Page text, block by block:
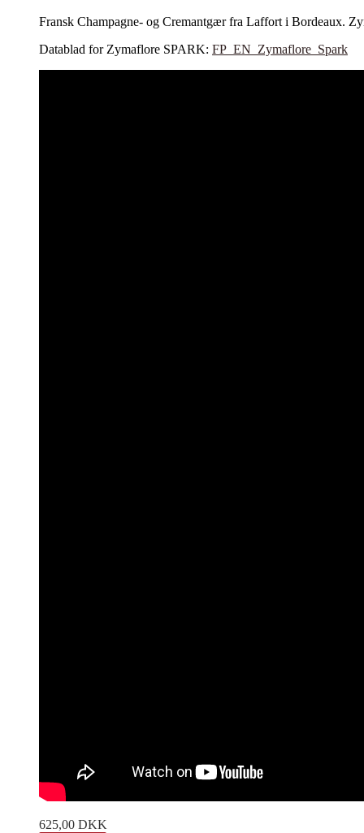
Fransk Champagne- og Cremantgær fra Laffort i Bordeaux.
Datablad for Zymaflore SPARK: FP_EN_Zymaflore_Spark
625,00 DKK